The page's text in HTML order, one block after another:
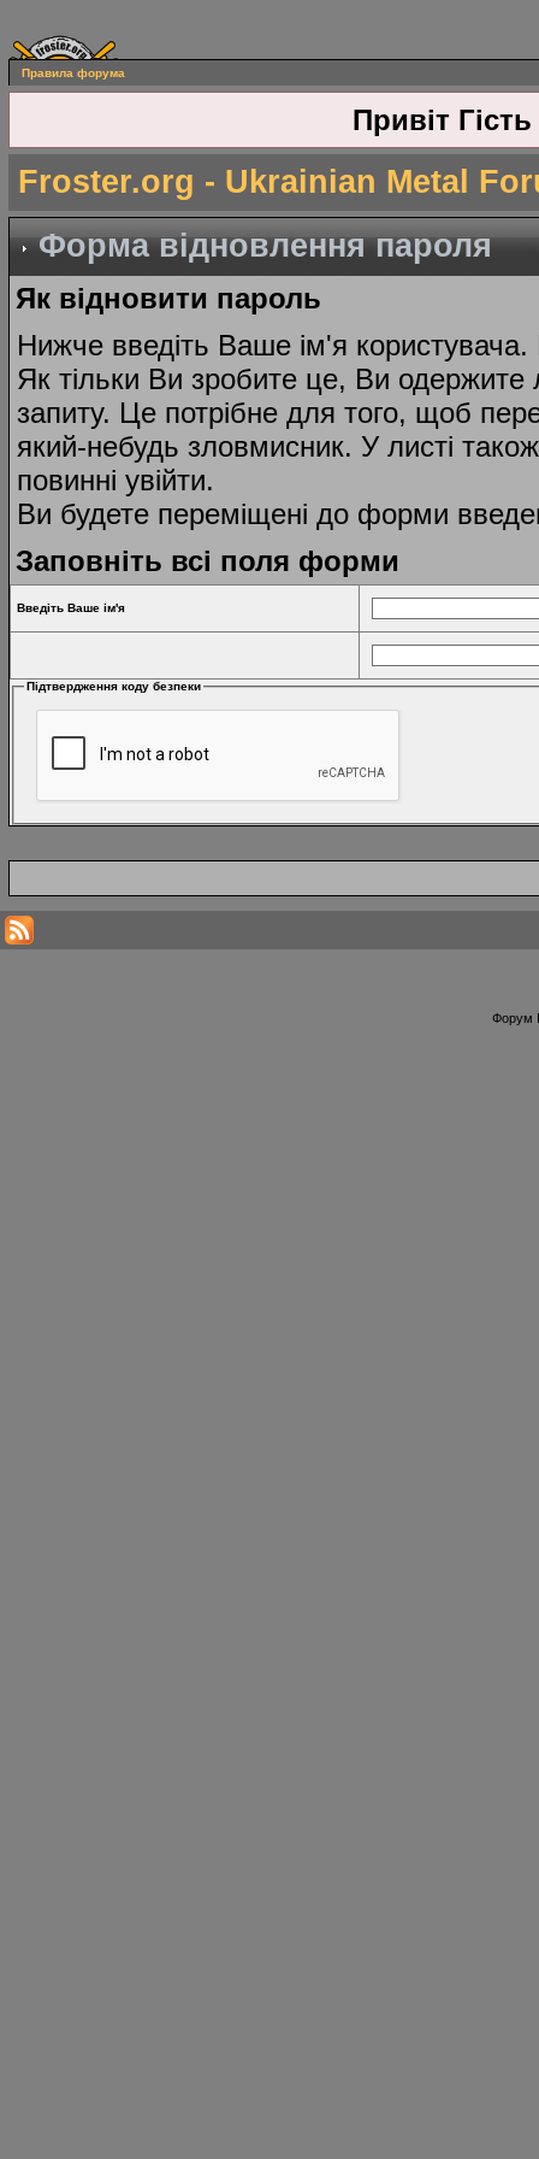
Правила форума
Привіт Гість
Froster.org - Ukrainian Metal
Форма відновлення пароля
Як відновити пароль
Нижче введіть Ваше ім'я
Як тільки Ви зробите це, Ви
запиту. Це потрібне для того, щоб
який-небудь зловмисник. У листі
повинні увійти.
Ви будете переміщені до форми
Заповніть всі поля форми
Введіть Ваше ім'я
Підтвердження коду безпеки
Форум